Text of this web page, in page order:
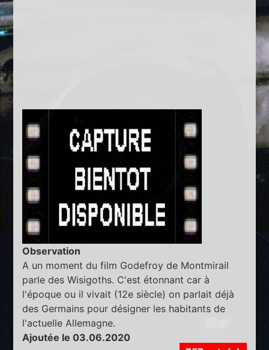
Observation
A un moment du film Godefroy de Montmirail
parle des Wisigoths. C'est étonnant car à
l'époque ou il vivait (12e siècle) on parlait déjà
des Germains pour désigner les habitants de
l'actuelle Allemagne.
Ajoutée le 03.06.2020